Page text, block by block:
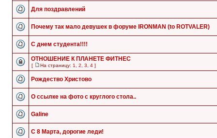
Для поздравлений
Почему так мало девушек в форуме IRONMAN (to ROTVALER)
С днем студента!!!!
ОТНОШЕНИЕ К ПЛАНЕТЕ ФИТНЕС
[ На страницу: 1 2 3 4 ]
Рождество Христово
О ссылке на фото с круглого стола..
Galine
С 8 Марта, дорогие леди!